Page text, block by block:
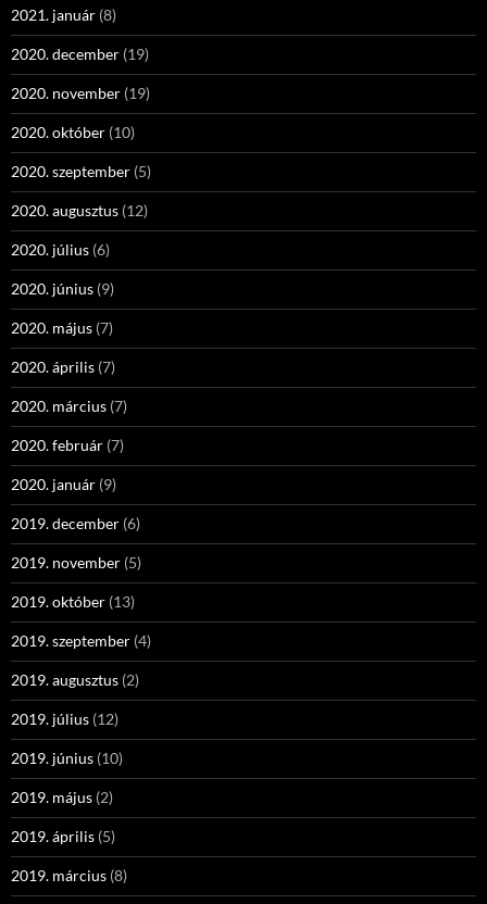
2021. január (8)
2020. december (19)
2020. november (19)
2020. október (10)
2020. szeptember (5)
2020. augusztus (12)
2020. július (6)
2020. június (9)
2020. május (7)
2020. április (7)
2020. március (7)
2020. február (7)
2020. január (9)
2019. december (6)
2019. november (5)
2019. október (13)
2019. szeptember (4)
2019. augusztus (2)
2019. július (12)
2019. június (10)
2019. május (2)
2019. április (5)
2019. március (8)